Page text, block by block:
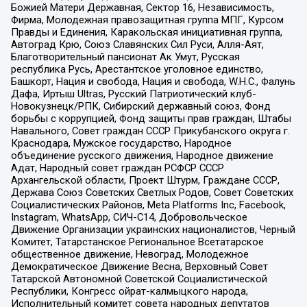
Божией Матери Державная, Сектор 16, Независимость,
Фирма, Молодежная правозащитная группа МПГ, Курсом
Правды и Единения, Каракольская инициативная группа,
Автоград Крю, Союз Славянских Сил Руси, Алля-Аят,
Благотворительный пансионат Ак Умут, Русская
республика Русь, Арестантское уголовное единство,
Башкорт, Нация и свобода, Нация и свобода, W.H.С., Фалунь
Дафа, Иртыш Ultras, Русский Патриотический клуб-
Новокузнецк/РПК, Сибирский державный союз, Фонд
борьбы с коррупцией, Фонд защиты прав граждан, Штабы
Навального, Совет граждан СССР Прикубанского округа г.
Краснодара, Мужское государство, Народное
объединение русского движения, Народное движение
Адат, Народный совет граждан РСФСР СССР
Архангельской области, Проект Штурм, Граждане СССР,
Держава Союз Советских Светлых Родов, Совет Советских
Социалистических Районов, Meta Platforms Inc, Facebook,
Instagram, WhatsApp, СИЧ-С14, Добровольческое
Движение Организации украинских националистов, Черный
Комитет, Татарстанское Региональное Всетатарское
общественное движение, Невоград, Молодежное
Демократическое Движение Весна, Верховный Совет
Татарской Автономной Советской Социалистической
Республики, Конгресс ойрат-калмыцкого народа,
Исполнительный комитет совета народных депутатов